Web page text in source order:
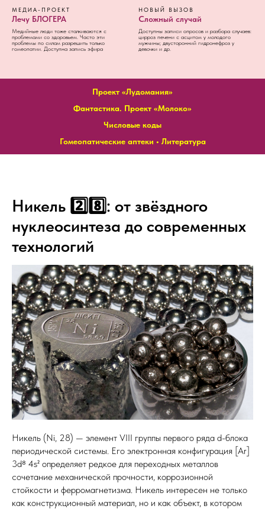
МЕДИА-ПРОЕКТ
Лечу БЛОГЕРА
Медийные люди тоже сталкиваются с
проблемами со здоровьем. Часто эти
проблемы по силам разрешить только
гомеопатии. Доступна запись эфира
НОВЫЙ ВЫЗОВ
Сложный случай
Доступны записи опросов и разбора случаев:
цирроз печени с асцитом у молодого
мужчины; двусторонний гидронефроз у
девочки и др.
Проект «Лудомания»
Фантастика. Проект «Молоко»
Числовые коды
Гомеопатические аптеки • Литература
Никель 2️⃣8️⃣: от звёздного
нуклеосинтеза до современных
технологий
Никель (Ni, 28) — элемент VIII группы первого ряда d-блока
периодической системы. Его электронная конфигурация [Ar]
3d⁸ 4s² определяет редкое для переходных металлов
сочетание механической прочности, коррозионной
стойкости и ферромагнетизма. Никель интересен не только
как конструкционный материал, но и как объект, в котором